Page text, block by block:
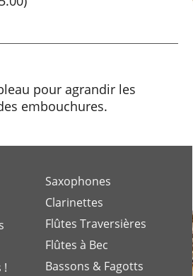
pour agrandir les
embouchures.
!
Saxophones
Clarinettes
Flûtes Traversières
Flûtes à Bec
Bassons & Fagotts